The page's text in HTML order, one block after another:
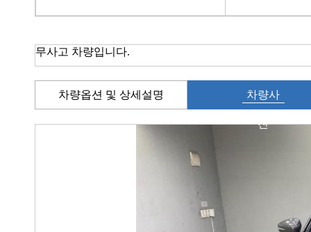
무사고 차량입니다.
차량옵션 및 상세설명 차량사
진